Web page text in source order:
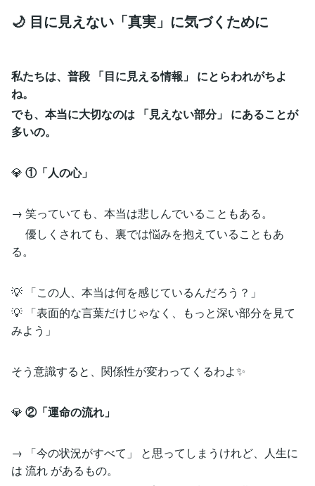
🌙 目に見えない「真実」に気づくために
私たちは、普段 「目に見える情報」 にとらわれがちよ
ね。
でも、本当に大切なのは 「見えない部分」 にあることが
多いの。
💎 ①「人の心」
→ 笑っていても、本当は悲しんでいることもある。
優しくされても、裏では悩みを抱えていることもあ
る。
💡 「この人、本当は何を感じているんだろう？」
💡 「表面的な言葉だけじゃなく、もっと深い部分を見て
みよう」
そう意識すると、関係性が変わってくるわよ✨
💎 ②「運命の流れ」
→ 「今の状況がすべて」 と思ってしまうけれど、人生に
は 流れ があるもの。